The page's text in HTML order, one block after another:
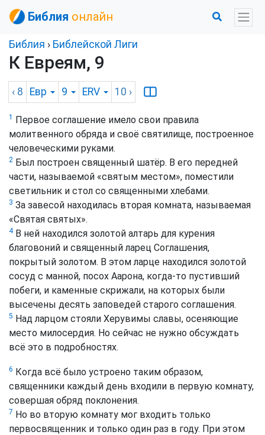
Библия онлайн
Библия › Библейской Лиги
К Евреям, 9
‹ 8 Евр 9 ERV 10 ›
1
Первое соглашение имело свои правила
молитвенного обряда и своё святилище, построенное
человеческими руками.
2 Был построен священный шатёр. В его передней
части, называемой «святым местом», поместили
светильник и стол со священными хлебами.
3 За завесой находилась вторая комната, называемая
«Святая святых».
4В ней находился золотой алтарь для курения
благовоний и священный ларец Соглашения,
покрытый золотом. В этом ларце находился золотой
сосуд с манной, посох Аарона, когда-то пустивший
побеги, и каменные скрижали, на которых были
высечены десять заповедей старого соглашения.
5 Над ларцом стояли Херувимы славы, осеняющие
место милосердия. Но сейчас не нужно обсуждать
всё это в подробностях.
6 Когда всё было устроено таким образом,
священники каждый день входили в первую комнату,
совершая обряд поклонения.
7 Но во вторую комнату мог входить только
первосвященник и только один раз в году. При этом